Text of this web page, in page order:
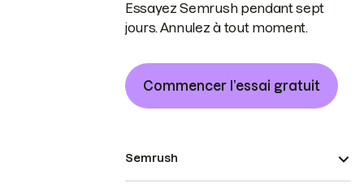
Essayez Semrush pendant sept
jours. Annulez à tout moment.
Commencer l’essai gratuit
Semrush